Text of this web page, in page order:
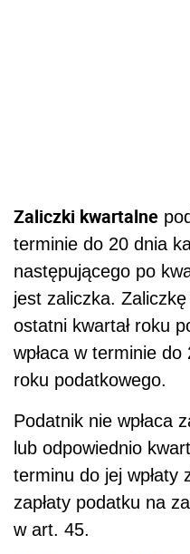
Zaliczki kwartalne
terminie do 20 dnia
następującego po
jest zaliczka.
ostatni kwartał roku
wpłaca w terminie
roku podatkowego.
Podatnik nie wpłaca
lub odpowiednio
terminu do jej wpłaty
zapłaty podatku na
w art. 45.